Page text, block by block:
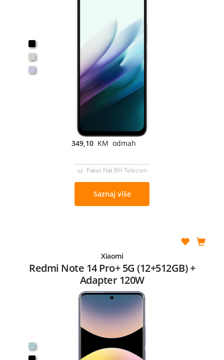
349,10 KM odmah
uz Paket Flat BH Telecom
Saznaj više
Xiaomi
Redmi Note 14 Pro+ 5G (12+512GB) +
Adapter 120W